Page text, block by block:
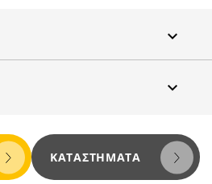


ΚΑΤΑΣΤΉΜΑΤΑ